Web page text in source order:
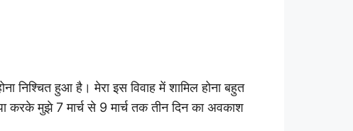
निश्चित हुआ है। मेरा इस विवाह में शामिल होना बहुत
मुझे 7 मार्च से 9 मार्च तक तीन दिन का अवकाश